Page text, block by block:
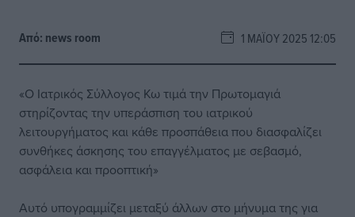
Από: news room 1 ΜΑΪ́ΟΥ 2025 12:05
«Ο Ιατρικός Σύλλογος Κω τιμά την Πρωτομαγιά
στηρίζοντας την υπεράσπιση του ιατρικού
λειτουργήματος και κάθε προσπάθεια που διασφαλίζει
συνθήκες άσκησης του επαγγέλματος με σεβασμό,
ασφάλεια και προοπτική»
Αυτό υπογραμμίζει μεταξύ άλλων στο μήνυμα της για